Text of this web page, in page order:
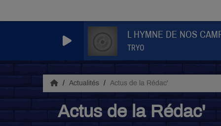
L HYMNE DE NOS
TRYO
Actualités Actus de la Rédac'
Actus de la Rédac'